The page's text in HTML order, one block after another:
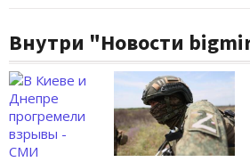
Внутри "Новости